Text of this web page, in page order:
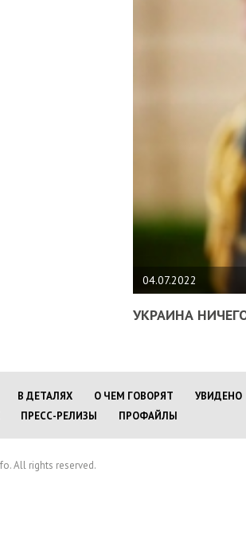
04.07.2022
УКРАИНА
В ДЕТАЛЯХ О ЧЕМ ГОВОРЯТ
УВИДЕНО
ПРЕСС-РЕЛИЗЫ ПРОФАЙЛЫ
All rights reserved.